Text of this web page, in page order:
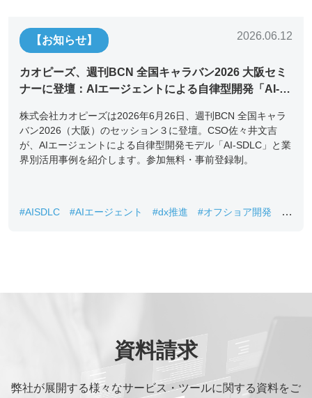
【お知らせ】 2026.06.12
カオピーズ、週刊BCN 全国キャラバン2026 大阪セミ
ナーに登壇：AIエージェントによる自律型開発「AI-
株式会社カオピーズは2026年6月26日、週刊BCN 全国キャラ
バン2026（大阪）のセッション３に登壇。CSO佐々井文吉
が、AIエージェントによる自律型開発モデル「AI-SDLC」と業
界別活用事例を紹介します。参加無料・事前登録制。
#AISDLC #AIエージェント #dx推進 #オフショア開発
#
資料請求
弊社が展開する様々なサービス・ツールに関する資料をご